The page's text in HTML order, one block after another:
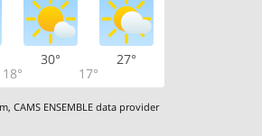
18°
30°
17°
27°
,CAMS ENSEMBLE data provider